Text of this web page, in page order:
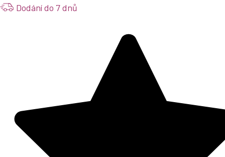
Dodání do 7 dnů